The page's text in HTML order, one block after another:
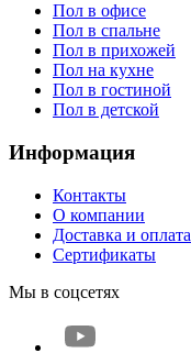
Пол в офисе
Пол в спальне
Пол в прихожей
Пол на кухне
Пол в гостиной
Пол в детской
Информация
Контакты
О компании
Доставка и оплата
Сертификаты
Мы в соцсетях